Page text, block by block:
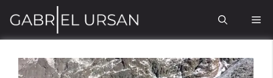
conținut